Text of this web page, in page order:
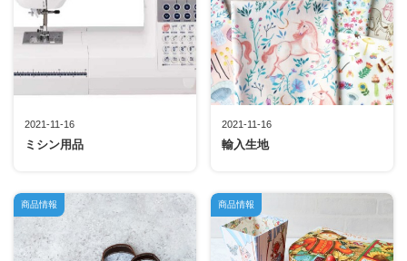
2021-11-16
ミシン用品
2021-11-16
輸入生地
商品情報 商品情報